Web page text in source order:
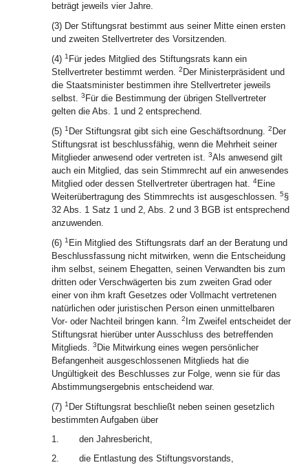
beträgt jeweils vier Jahre.
(3) Der Stiftungsrat bestimmt aus seiner Mitte einen ersten
und zweiten Stellvertreter des Vorsitzenden.
(4) 1 Für jedes Mitglied des Stiftungsrats kann ein
Stellvertreter bestimmt werden. 2 Der Ministerpräsident und
die Staatsminister bestimmen ihre Stellvertreter jeweils
selbst. 3 Für die Bestimmung der übrigen Stellvertreter
gelten die Abs. 1 und 2 entsprechend.
(5) 1 Der Stiftungsrat gibt sich eine Geschäftsordnung. 2 Der
Stiftungsrat ist beschlussfähig, wenn die Mehrheit seiner
Mitglieder anwesend oder vertreten ist. 3Als anwesend gilt
auch ein Mitglied, das sein Stimmrecht auf ein anwesendes
Mitglied oder dessen Stellvertreter übertragen hat. 4Eine
Weiterübertragung des Stimmrechts ist ausgeschlossen. 5§
32 Abs. 1 Satz 1 und 2, Abs. 2 und 3 BGB ist entsprechend
anzuwenden.
(6) 1 Ein Mitglied des Stiftungsrats darf an der Beratung und
Beschlussfassung nicht mitwirken, wenn die Entscheidung
ihm selbst, seinem Ehegatten, seinen Verwandten bis zum
dritten oder Verschwägerten bis zum zweiten Grad oder
einer von ihm kraft Gesetzes oder Vollmacht vertretenen
natürlichen oder juristischen Person einen unmittelbaren
Vor- oder Nachteil bringen kann. 2 Im Zweifel entscheidet der
Stiftungsrat hierüber unter Ausschluss des betreffenden
Mitglieds. 3 Die Mitwirkung eines wegen persönlicher
Befangenheit ausgeschlossenen Mitglieds hat die
Ungültigkeit des Beschlusses zur Folge, wenn sie für das
Abstimmungsergebnis entscheidend war.
(7) 1 Der Stiftungsrat beschließt neben seinen gesetzlich
bestimmten Aufgaben über
1.
den Jahresbericht,
2.
die Entlastung des Stiftungsvorstands,